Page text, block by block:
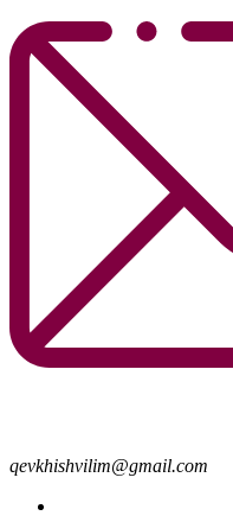
qevkhishvilim@gmail.com